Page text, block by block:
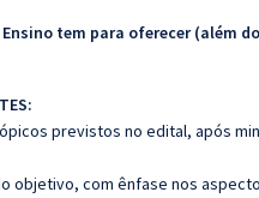
tem para oferecer (além
previstos no edital, após
objetivo, com ênfase nos